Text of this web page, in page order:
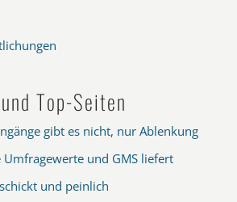
Top-Seiten
gibt es nicht, nur Ablenkung
Umfragewerte und GMS liefert
und peinlich